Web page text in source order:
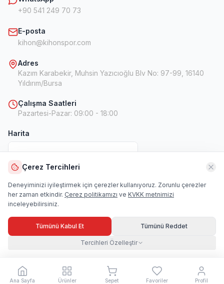
+90 541 249 70 73
E-posta
kihon@kihonspor.com
Adres
Kazım Karabekir, Muhsin Yazıcıoğlu Blv No: 97-99, 16140
Yıldırım/Bursa
Çalışma Saatleri
Pazartesi-Pazar: 09:00 - 18:00
Harita
Harita
Çerez Tercihleri
Deneyiminizi iyileştirmek için çerezler kullanıyoruz. Zorunlu çerezler
her zaman etkindir. Çerez politikamızı ve KVKK metnimizi
inceleyebilirsiniz.
Tümünü Kabul Et Tümünü Reddet
Tercihleri Özelleştir
Ana Sayfa Ürünler Sepet Favoriler Profil